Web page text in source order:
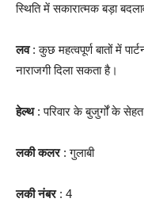
स्थिति में सकारात्मक बड़ा
लव: कुछ महत्वपूर्ण बातों में
नाराजगी दिला सकता है।
हेल्थ : परिवार के बुजुर्गों के
लकी कलर : गुलाबी
लकी नंबर : 4